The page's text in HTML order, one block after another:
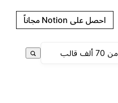
احصل على Notion مجاناً